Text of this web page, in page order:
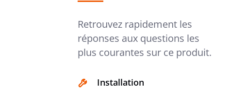
Retrouvez rapidement les
réponses aux questions les
plus courantes sur ce produit.
Installation